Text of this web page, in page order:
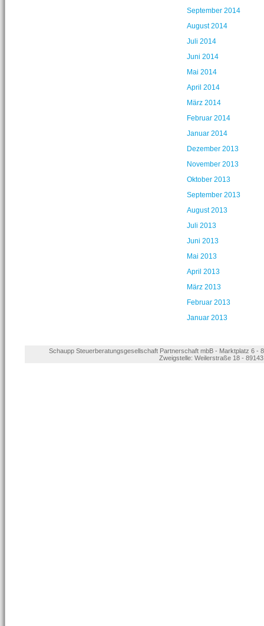
September 2014
August 2014
Juli 2014
Juni 2014
Mai 2014
April 2014
März 2014
Februar 2014
Januar 2014
Dezember 2013
November 2013
Oktober 2013
September 2013
August 2013
Juli 2013
Juni 2013
Mai 2013
April 2013
März 2013
Februar 2013
Januar 2013
Schaupp Steuerberatungsgesellschaft Partnerschaft mbB - Marktplatz 6 -
Zweigstelle: Weilerstraße 18 -